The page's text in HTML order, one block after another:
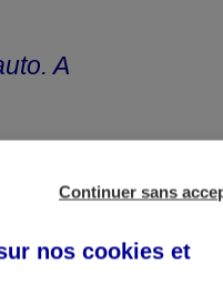
A
à votre
Continuer sans
nos cookies et